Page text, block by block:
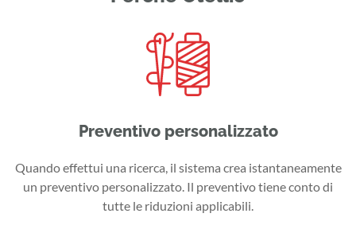
Preventivo personalizzato
Quando effettui una ricerca, il sistema crea istantaneamente
un preventivo personalizzato. Il preventivo tiene conto di
tutte le riduzioni applicabili.